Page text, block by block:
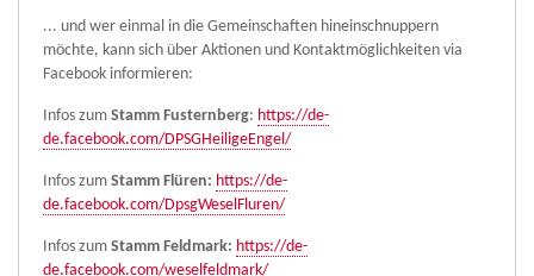
... und wer einmal in die Gemeinschaften hineinschnuppern
möchte, kann sich über Aktionen und Kontaktmöglichkeiten via
Facebook informieren:
Infos zum Stamm Fusternberg: https://de-
de.facebook.com/DPSGHeiligeEngel/
Infos zum Stamm Flüren: https://de-
de.facebook.com/DpsgWeselFluren/
Infos zum Stamm Feldmark: https://de-
de.facebook.com/weselfeldmark/